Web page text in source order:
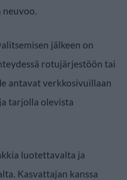
neuvoo.
jälkeen on
rotujärjestöön tai
antavat verkkosivuillaan
tarjolla olevista
luotettavalta ja
Kasvattajan kanssa